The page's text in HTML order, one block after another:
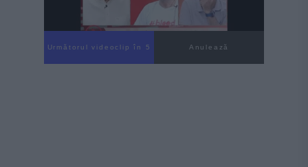
Următorul videoclip în 4 Anulează